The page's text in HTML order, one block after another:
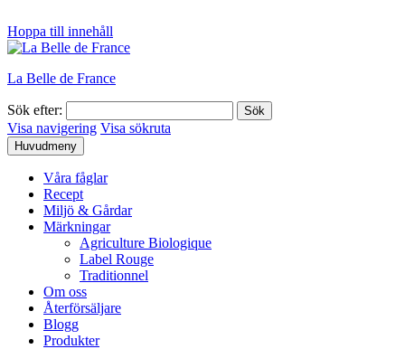
Hoppa till innehåll
La Belle de France
Sök efter:
Visa navigering Visa sökruta
Huvudmeny
Våra fåglar
Recept
Miljö & Gårdar
Märkningar
Agriculture Biologique
Label Rouge
Traditionnel
Om oss
Återförsäljare
Blogg
Produkter